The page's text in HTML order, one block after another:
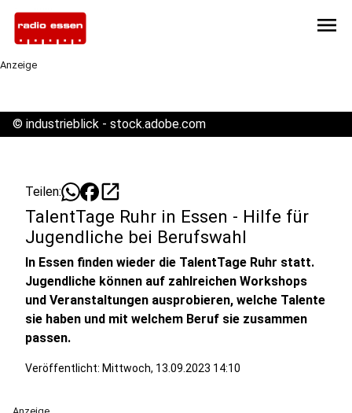
menu
Anzeige
© industrieblick - stock.adobe.com
Teilen: open_in_new
TalentTage Ruhr in Essen - Hilfe für
Jugendliche bei Berufswahl
In Essen finden wieder die TalentTage Ruhr statt.
Jugendliche können auf zahlreichen Workshops
und Veranstaltungen ausprobieren, welche Talente
sie haben und mit welchem Beruf sie zusammen
passen.
Veröffentlicht: Mittwoch, 13.09.2023 14:10